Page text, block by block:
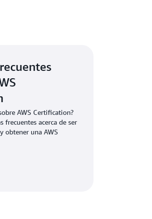
AWS Certification?
frecuentes acerca de ser
obtener una AWS